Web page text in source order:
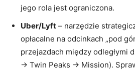
jego rola jest ograniczona.
Uber/Lyft – narzędzie
opłacalne na odcinkach „pod
przejazdach między odległymi
→ Twin Peaks → Mission).